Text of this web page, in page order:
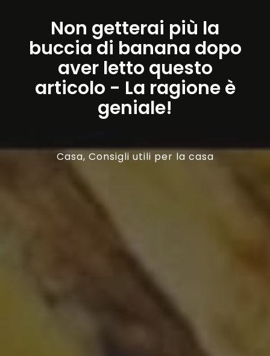
Non getterai più la
buccia di banana dopo
aver letto questo
articolo - La ragione è
geniale!
Casa, Consigli utili per la casa